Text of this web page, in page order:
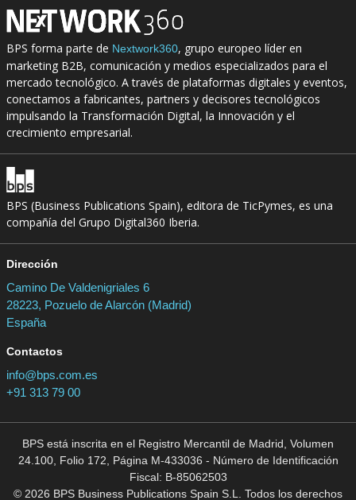
BPS forma parte de Nextwork360, grupo europeo líder en
marketing B2B, comunicación y medios especializados para el
mercado tecnológico. A través de plataformas digitales y eventos,
conectamos a fabricantes, partners y decisores tecnológicos
impulsando la Transformación Digital, la Innovación y el
crecimiento empresarial.
BPS (Business Publications Spain), editora de TicPymes, es una
compañía del Grupo Digital360 Iberia.
Dirección
Camino De Valdenigriales 6
28223, Pozuelo de Alarcón (Madrid)
España
Contactos
info@bps.com.es
+91 313 79 00
BPS está inscrita en el Registro Mercantil de Madrid, Volumen
24.100, Folio 172, Página M-433036 - Número de Identificación
Fiscal: B-85062503
© 2026 BPS Business Publications Spain S.L. Todos los derechos